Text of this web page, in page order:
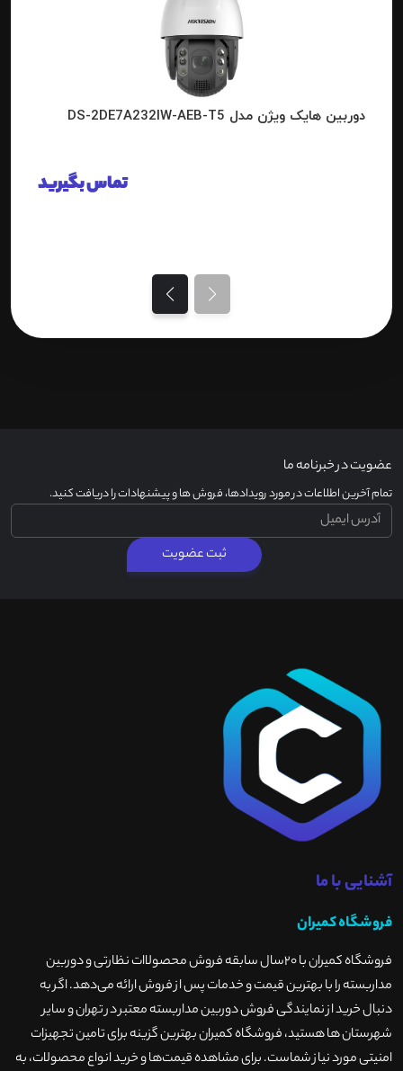
دوربین هایک ویژن مدل DS-2DE7A232IW-AEB-T5
تماس بگیرید
عضویت در خبرنامه ما
تمام آخرین اطلاعات در مورد رویدادها، فروش ها و پیشنهادات را دریافت کنید.
ثبت عضویت
آشنایی با ما
فروشگاه کمیران
فروشگاه کمیران با ۲۰سال سابقه فروش محصولاات نظارتی و دوربین
مداربسته را با بهترین قیمت و خدمات پس از فروش ارائه می‌دهد. اگر به
دنبال خرید از نمایندگی فروش دوربین مداربسته معتبر در تهران و سایر
شهرستان ها هستید، فروشگاه کمیران بهترین گزینه برای تامین تجهیزات
امنیتی مورد نیاز شماست. برای مشاهده قیمت‌ها و خرید انواع محصولات، به